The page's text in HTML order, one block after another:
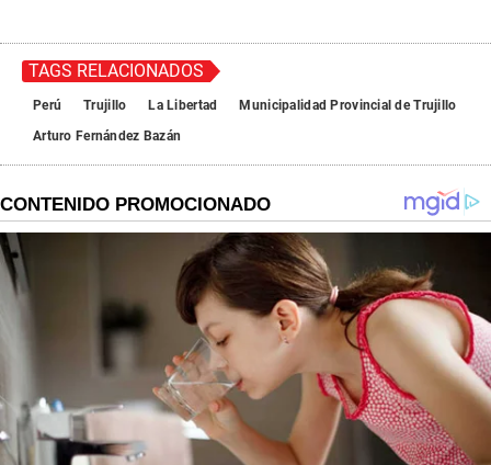
TAGS RELACIONADOS
Perú Trujillo La Libertad
Municipalidad Provincial de Trujillo
Arturo Fernández Bazán